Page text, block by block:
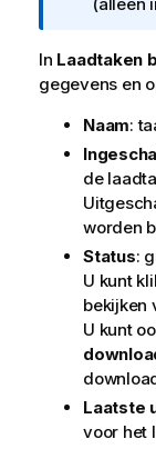
t
i
In Laadtaken
gegevens en
Naam:
de
worden
Status:
U kunt
bekijken
U kunt
Laatste
voor het